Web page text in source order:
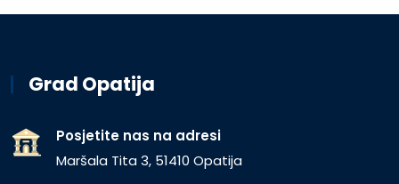
Grad Opatija
Posjetite nas na adresi
Maršala Tita 3, 51410 Opatija